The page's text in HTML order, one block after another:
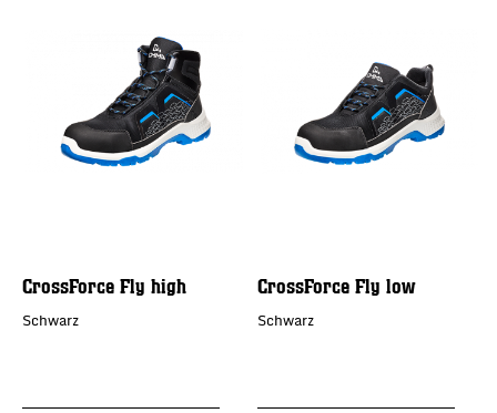
CrossForce Fly high
Schwarz
CrossForce Fly low
Schwarz